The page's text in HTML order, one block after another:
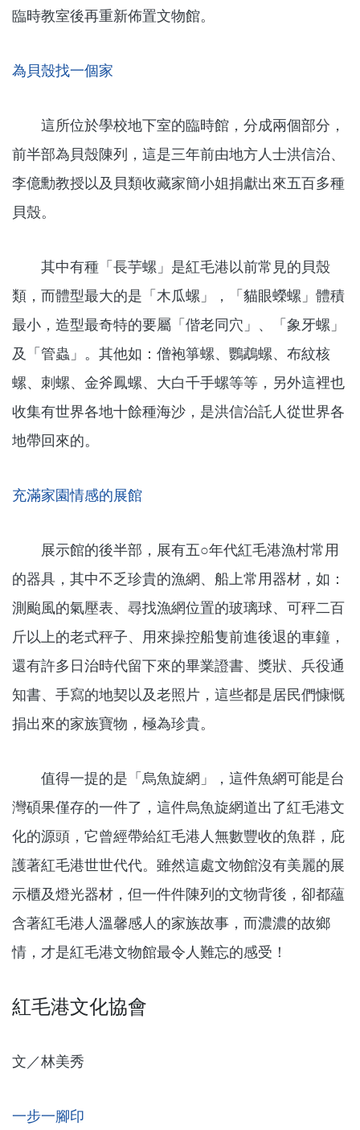
臨時教室後再重新佈置文物館。
為貝殼找一個家
這所位於學校地下室的臨時館，分成兩個部分，
前半部為貝殼陳列，這是三年前由地方人士洪信治、
李億勳教授以及貝類收藏家簡小姐捐獻出來五百多種
貝殼。
其中有種「長芋螺」是紅毛港以前常見的貝殼
類，而體型最大的是「木瓜螺」，「貓眼蠑螺」體積
最小，造型最奇特的要屬「偕老同穴」、「象牙螺」
及「管蟲」。其他如：僧袍箏螺、鸚鵡螺、布紋核
螺、刺螺、金斧鳳螺、大白千手螺等等，另外這裡也
收集有世界各地十餘種海沙，是洪信治託人從世界各
地帶回來的。
充滿家園情感的展館
展示館的後半部，展有五○年代紅毛港漁村常用
的器具，其中不乏珍貴的漁網、船上常用器材，如：
測颱風的氣壓表、尋找漁網位置的玻璃球、可秤二百
斤以上的老式秤子、用來操控船隻前進後退的車鐘，
還有許多日治時代留下來的畢業證書、獎狀、兵役通
知書、手寫的地契以及老照片，這些都是居民們慷慨
捐出來的家族寶物，極為珍貴。
值得一提的是「烏魚旋網」，這件魚網可能是台
灣碩果僅存的一件了，這件烏魚旋網道出了紅毛港文
化的源頭，它曾經帶給紅毛港人無數豐收的魚群，庇
護著紅毛港世世代代。雖然這處文物館沒有美麗的展
示櫃及燈光器材，但一件件陳列的文物背後，卻都蘊
含著紅毛港人溫馨感人的家族故事，而濃濃的故鄉
情，才是紅毛港文物館最令人難忘的感受！
紅毛港文化協會
文／林美秀
一步一腳印